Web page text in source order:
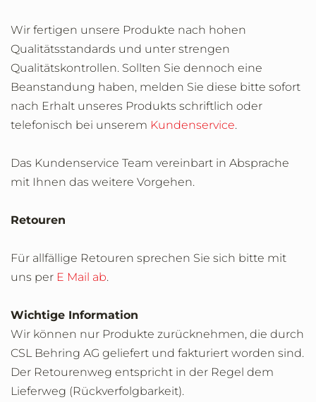
Wir fertigen unsere Produkte nach hohen
Qualitätsstandards und unter strengen
Qualitätskontrollen. Sollten Sie dennoch eine
Beanstandung haben, melden Sie diese bitte sofort
nach Erhalt unseres Produkts schriftlich oder
telefonisch bei unserem Kundenservice.
Das Kundenservice Team vereinbart in Absprache
mit Ihnen das weitere Vorgehen.
Retouren
Für allfällige Retouren sprechen Sie sich bitte mit
uns per E Mail ab.
Wichtige Information
Wir können nur Produkte zurücknehmen, die durch
CSL Behring AG geliefert und fakturiert worden sind.
Der Retourenweg entspricht in der Regel dem
Lieferweg (Rückverfolgbarkeit).